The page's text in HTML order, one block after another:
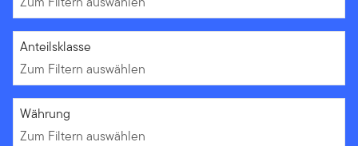
Zum Filtern auswählen
Anteilsklasse
Zum Filtern auswählen
Zum Filtern auswählen
Währung
Zum Filtern auswählen